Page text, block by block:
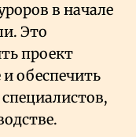
в начале
Это
проект
обеспечить